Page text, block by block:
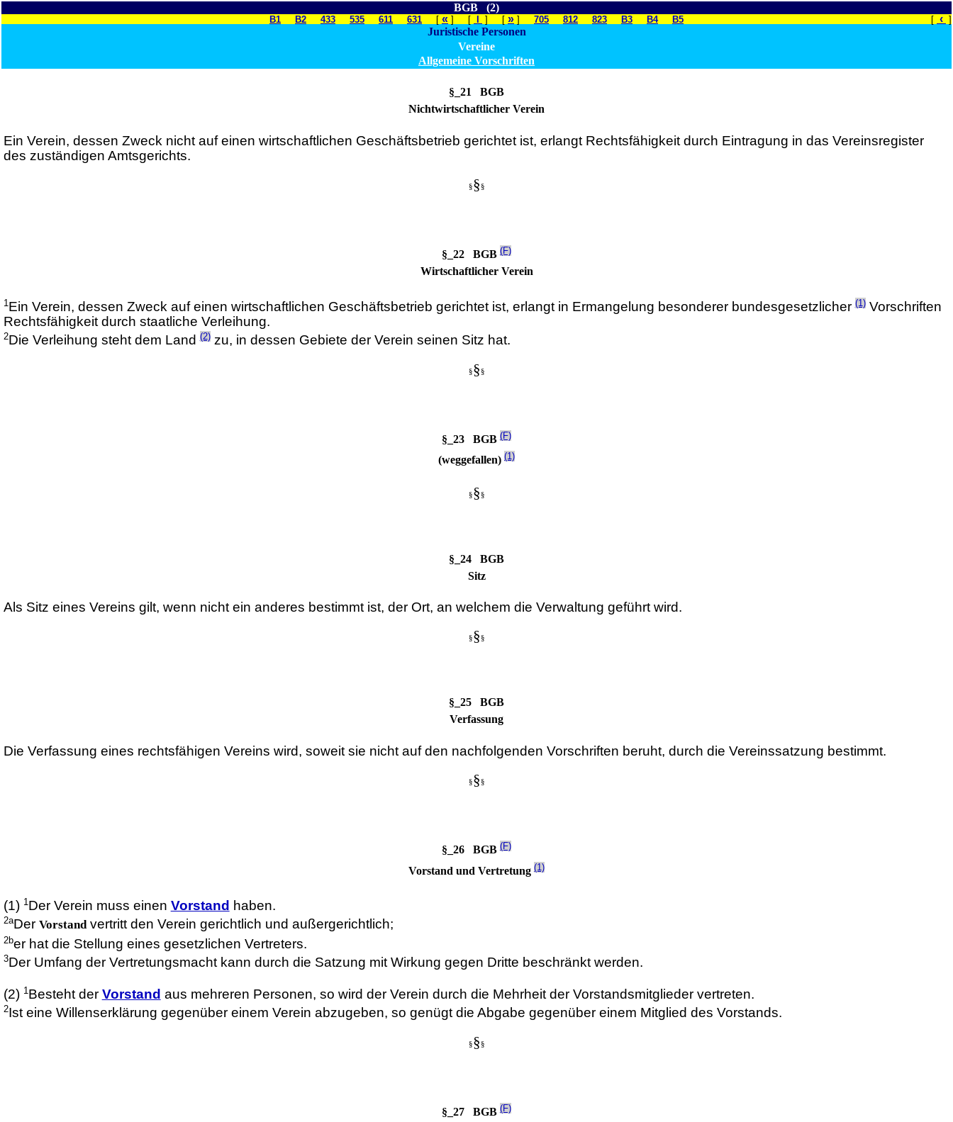
BGB (2)
B1 B2 433 535 611 631 [ « ] [ ] [ » ] 705 812 823 B3 B4 B5 [ ‹ ]
Juristische Personen
Vereine
Allgemeine Vorschriften
§_21 BGB
Nichtwirtschaftlicher Verein
Ein Verein, dessen Zweck nicht auf einen wirtschaftlichen Geschäftsbetrieb gerichtet ist, erlangt Rechtsfähigkeit durch Eintragung in das Vereinsregister
des zuständigen Amtsgerichts.
§§ §
§_22 BGB (F)
Wirtschaftlicher Verein
1Ein Verein, dessen Zweck auf einen wirtschaftlichen Geschäftsbetrieb gerichtet ist, erlangt in Ermangelung besonderer bundesgesetzlicher(1)Vorschriften
Rechtsfähigkeit durch staatliche Verleihung.
2Die Verleihung steht dem Land(2)zu, in dessen Gebiete der Verein seinen Sitz hat.
§§ §
§_23 BGB (F)
(weggefallen) (1)
§§ §
§_24 BGB
Sitz
Als Sitz eines Vereins gilt, wenn nicht ein anderes bestimmt ist, der Ort, an welchem die Verwaltung geführt wird.
§§ §
§_25 BGB
Verfassung
Die Verfassung eines rechtsfähigen Vereins wird, soweit sie nicht auf den nachfolgenden Vorschriften beruht, durch die Vereinssatzung bestimmt.
§§ §
§_26 BGB (F)
Vorstand und Vertretung (1)
(1) 1Der Verein muss einen Vorstand haben.
2aDer Vorstandvertritt den Verein gerichtlich und außergerichtlich;
2ber hat die Stellung eines gesetzlichen Vertreters.
3Der Umfang der Vertretungsmacht kann durch die Satzung mit Wirkung gegen Dritte beschränkt werden.
(2) 1Besteht der Vorstand aus mehreren Personen, so wird der Verein durch die Mehrheit der Vorstandsmitglieder vertreten.
2Ist eine Willenserklärung gegenüber einem Verein abzugeben, so genügt die Abgabe gegenüber einem Mitglied des Vorstands.
§§ §
§_27 BGB (F)